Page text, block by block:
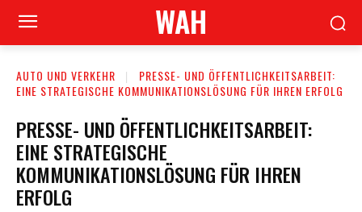
WAH
AUTO UND VERKEHR
PRESSE- UND ÖFFENTLICHKEITSARBEIT:
EINE STRATEGISCHE KOMMUNIKATIONSLÖSUNG FÜR IHREN ERFOLG
PRESSE- UND ÖFFENTLICHKEITSARBEIT:
EINE STRATEGISCHE
KOMMUNIKATIONSLÖSUNG FÜR IHREN
ERFOLG